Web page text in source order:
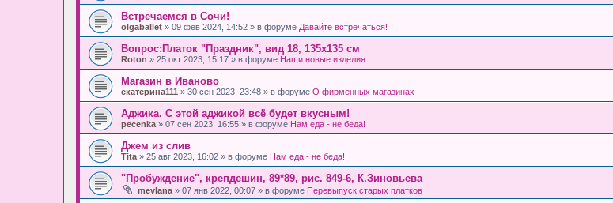
Встречаемся в Сочи!
olgaballet » 09 фев 2024, 14:52 » в форуме Давайте встречаться!
Вопрос:Платок "Праздник", вид 18, 135х135 см
Roton » 25 окт 2023, 15:17 » в форуме Наши новые изделия
Магазин в Иваново
екатерина111 » 30 сен 2023, 23:48 » в форуме О фирменных магазинах
Аджика. С этой аджикой всё будет вкусным!
pecenka » 07 сен 2023, 16:55 » в форуме Нам еда - не беда!
Джем из слив
Tita » 25 авг 2023, 16:02 » в форуме Нам еда - не беда!
"Пробуждение", крепдешин, 89*89, рис. 849-6, К.Зиновьева
mevlana » 07 янв 2022, 00:07 » в форуме Перевыпуск старых платков